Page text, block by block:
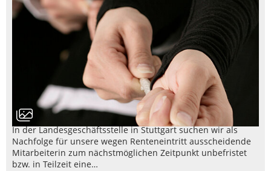
In der Landesgeschäftsstelle in Stuttgart suchen wir als
Nachfolge für unsere wegen Renteneintritt ausscheidende
Mitarbeiterin zum nächstmöglichen Zeitpunkt unbefristet
bzw. in Teilzeit eine…